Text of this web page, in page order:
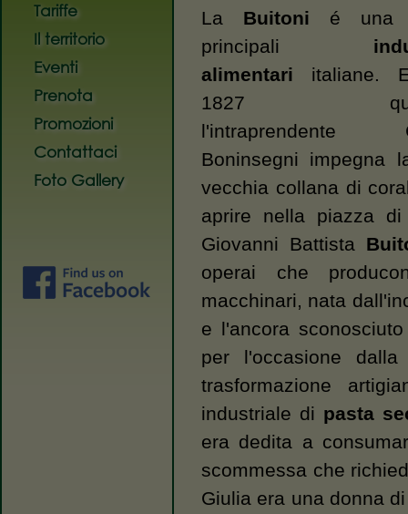
Tariffe
Il territorio
Eventi
Prenota
Promozioni
Contattaci
Foto Gallery
La Buitoni é una
principali
alimentari italiane.
1827
l'intraprendente
Boninsegni impegna
vecchia collana di
aprire nella piazza
Giovanni Battista
operai che
macchinari, nata
e l'ancora
per l'occasione
trasformazione
industriale di pasta
era dedita a
scommessa che
Giulia era una donna